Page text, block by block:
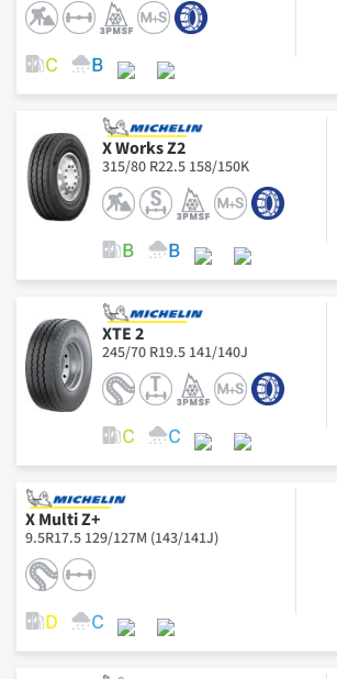
X Works Z2
315/80 R22.5 158/150K
XTE 2
245/70 R19.5 141/140J
X Multi Z+
9.5R17.5 129/127M (143/141J)